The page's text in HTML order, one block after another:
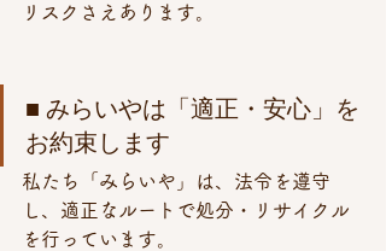
リスクさえあります。
■ みらいやは「適正・安心」を
お約束します
私たち「みらいや」は、法令を遵守
し、適正なルートで処分・リサイクル
を行っています。